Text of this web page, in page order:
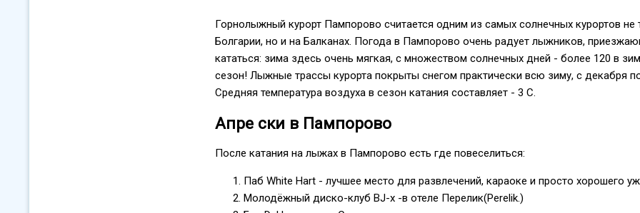
Горнолыжный курорт Пампорово считается одним из самых солнечных курортов не
Болгарии, но и на Балканах. Погода в Пампорово очень радует лыжников,
кататься: зима здесь очень мягкая, с множеством солнечных дней - более 120 в
сезон! Лыжные трассы курорта покрыты снегом практически всю зиму, с декабря
Средняя температура воздуха в сезон катания составляет - 3 C.
Апре ски в Пампорово
После катания на лыжах в Пампорово есть где повеселиться:
Паб White Hart - лучшее место для развлечений, караоке и просто хорошего
Молодёжный диско-клуб BJ-х -в отеле Перелик(Perelik.)